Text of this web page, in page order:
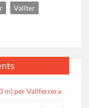
Vallter
m) per Vallferrera